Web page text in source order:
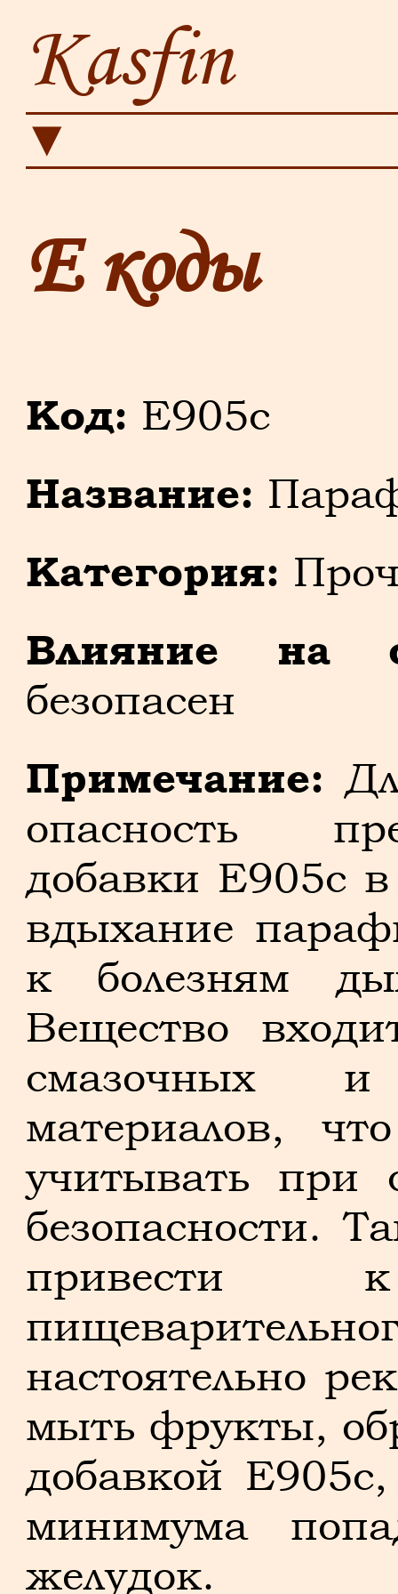
Kasfin
▼
Е коды
Код: E905c
Название:
Категория:
Влияние на
безопасен
Примечание:
опасность
добавки E905c
вдыхание
к болезням
Вещество
смазочных и
материалов,
учитывать при
безопасности.
привести к
настоятельно
мыть фрукты,
добавкой
минимума
желудок.